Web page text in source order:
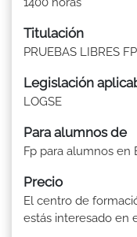
Titulación
PRUEBAS LIBRES
Legislación
LOGSE
Para alumnos de
Fp para alumnos en
Precio
El centro de
estás interesado en